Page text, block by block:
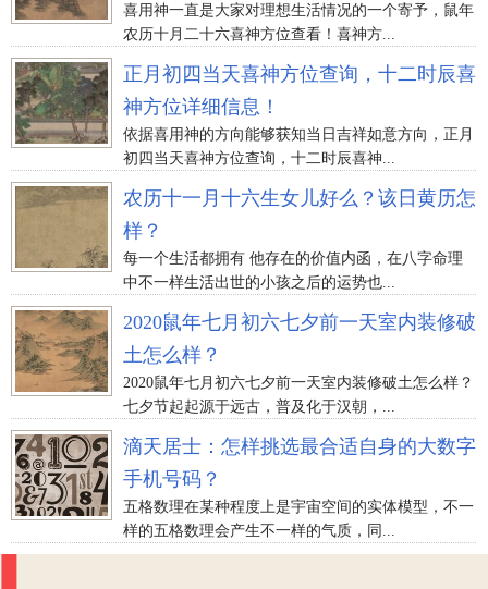
喜用神一直是大家对理想生活情况的一个寄予，鼠年
农历十月二十六喜神方位查看！喜神方...
正月初四当天喜神方位查询，十二时辰喜
神方位详细信息！
依据喜用神的方向能够获知当日吉祥如意方向，正月
初四当天喜神方位查询，十二时辰喜神...
农历十一月十六生女儿好么？该日黄历怎
样？
每一个生活都拥有 他存在的价值内函，在八字命理
中不一样生活出世的小孩之后的运势也...
2020鼠年七月初六七夕前一天室内装修破
土怎么样？
2020鼠年七月初六七夕前一天室内装修破土怎么样？
七夕节起起源于远古，普及化于汉朝，...
滴天居士：怎样挑选最合适自身的大数字
手机号码？
五格数理在某种程度上是宇宙空间的实体模型，不一
样的五格数理会产生不一样的气质，同...